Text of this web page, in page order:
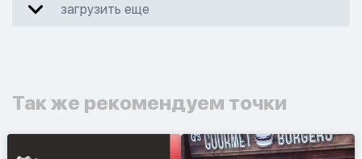
загрузить еще
Так же рекомендуем точки